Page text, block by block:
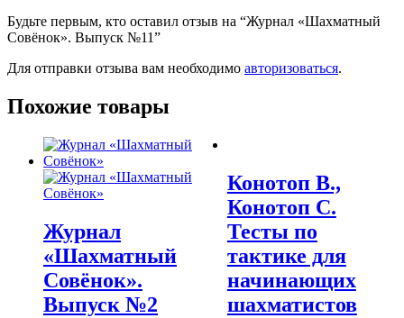
Будьте первым, кто оставил отзыв на “Журнал «Шахматный
Совёнок». Выпуск №11”
Для отправки отзыва вам необходимо авторизоваться.
Похожие товары
Журнал
«Шахматный
Совёнок».
Выпуск №2
Конотоп В.,
Конотоп С.
Тесты по
тактике для
начинающих
шахматистов